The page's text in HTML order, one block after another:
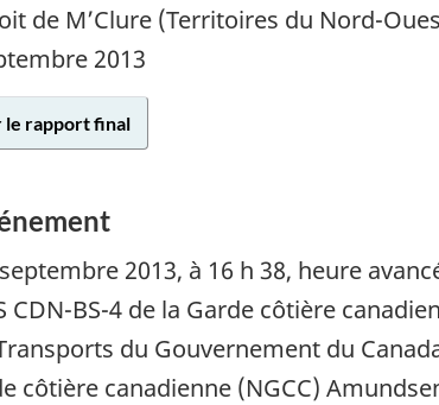
de M’Clure (Territoires du Nord-
2013
le rapport final
2013, à 16 h 38, heure
CDN-BS-4 de la Garde côtière
du Gouvernement du
côtière canadienne (NGCC)